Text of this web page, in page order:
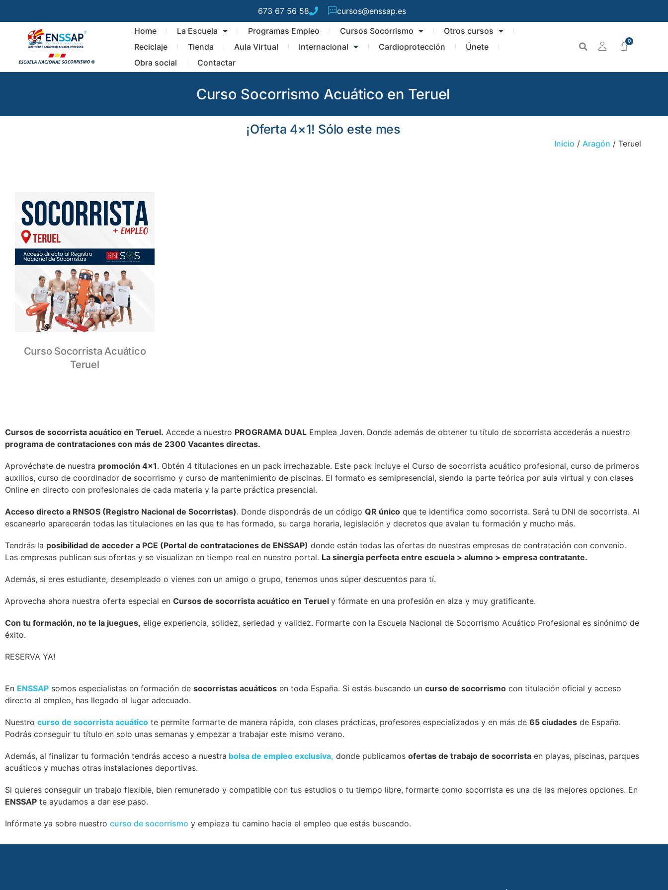
673 67 56 58
cursos@enssap.es
Home
La Escuela Programas Empleo Cursos Socorrismo
Otros cursos
Reciclaje
Tienda Aula Virtual Internacional Cardioprotección
Únete
Obra social
Contactar
0
Curso Socorrismo Acuático en Teruel
¡Oferta 4×1! Sólo este mes
Inicio / Aragón / Teruel
Curso Socorrista Acuático
Teruel
Cursos de socorrista acuático en Teruel. Accede a nuestro PROGRAMA DUAL Emplea Joven. Donde además de obtener tu título de socorrista accederás a nuestro
programa de contrataciones con más de 2300 Vacantes directas.
Aprovéchate de nuestra promoción 4×1. Obtén 4 titulaciones en un pack irrechazable. Este pack incluye el Curso de socorrista acuático profesional, curso de primeros
auxilios, curso de coordinador de socorrismo y curso de mantenimiento de piscinas. El formato es semipresencial, siendo la parte teórica por aula virtual y con clases
Online en directo con profesionales de cada materia y la parte práctica presencial.
Acceso directo a RNSOS (Registro Nacional de Socorristas). Donde dispondrás de un código QR único que te identifica como socorrista. Será tu DNI de socorrista. Al
escanearlo aparecerán todas las titulaciones en las que te has formado, su carga horaria, legislación y decretos que avalan tu formación y mucho más.
Tendrás la posibilidad de acceder a PCE (Portal de contrataciones de ENSSAP) donde están todas las ofertas de nuestras empresas de contratación con convenio.
Las empresas publican sus ofertas y se visualizan en tiempo real en nuestro portal. La sinergía perfecta entre escuela > alumno > empresa contratante.
Además, si eres estudiante, desempleado o vienes con un amigo o grupo, tenemos unos súper descuentos para tí.
Aprovecha ahora nuestra oferta especial en Cursos de socorrista acuático en Teruel y fórmate en una profesión en alza y muy gratificante.
Con tu formación, no te la juegues, elige experiencia, solidez, seriedad y validez. Formarte con la Escuela Nacional de Socorrismo Acuático Profesional es sinónimo de
éxito.
RESERVA YA!
En ENSSAP somos especialistas en formación de socorristas acuáticos en toda España. Si estás buscando un curso de socorrismo con titulación oficial y acceso
directo al empleo, has llegado al lugar adecuado.
Nuestro curso de socorrista acuático te permite formarte de manera rápida, con clases prácticas, profesores especializados y en más de 65 ciudades de España.
Podrás conseguir tu título en solo unas semanas y empezar a trabajar este mismo verano.
Además, al finalizar tu formación tendrás acceso a nuestra bolsa de empleo exclusiva, donde publicamos ofertas de trabajo de socorrista en playas, piscinas, parques
acuáticos y muchas otras instalaciones deportivas.
Si quieres conseguir un trabajo flexible, bien remunerado y compatible con tus estudios o tu tiempo libre, formarte como socorrista es una de las mejores opciones. En
ENSSAP te ayudamos a dar ese paso.
Infórmate ya sobre nuestro curso de socorrismo y empieza tu camino hacia el empleo que estás buscando.